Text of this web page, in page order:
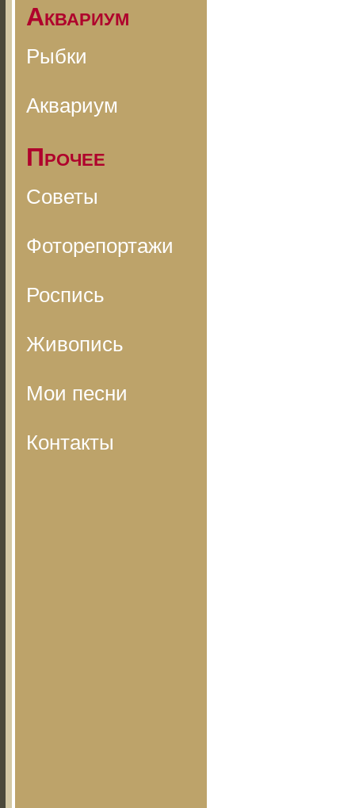
Аквариум
Рыбки
Аквариум
Прочее
Советы
Фоторепортажи
Роспись
Живопись
Мои песни
Контакты